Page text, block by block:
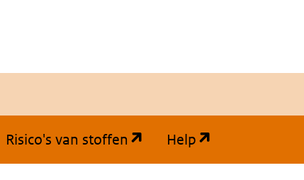
Risico's van stoffen (opent in een nieuw
Help